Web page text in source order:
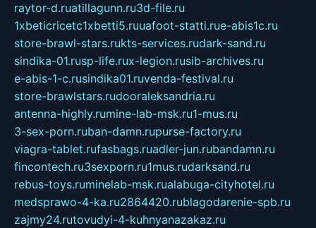
raytor-d.ruatillagunn.ru3d-file.ru
1xbeticricetc1xbetti5.ruuafoot-statti.rue-abis1c.ru
store-brawl-stars.rukts-services.rudark-sand.ru
sindika-01.rusp-life.rux-legion.rusib-archives.ru
e-abis-1-c.rusindika01.ruvenda-festival.ru
store-brawlstars.rudooraleksandria.ru
antenna-highly.rumine-lab-msk.ru1-mus.ru
3-sex-porn.ruban-damn.rupurse-factory.ru
viagra-tablet.rufasbags.ruadler-jun.rubandamn.ru
fincontech.ru3sexporn.ru1mus.rudarksand.ru
rebus-toys.ruminelab-msk.rualabuga-cityhotel.ru
medsprawo-4-ka.ru2864420.rublagodarenie-spb.ru
zajmy24.rutovudyi-4-kuhnyanazakaz.ru